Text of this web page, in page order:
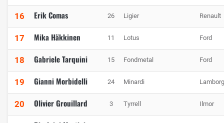
16 Erik Comas 26 Ligier Renault
17 Mika Häkkinen 11 Lotus Ford
18 Gabriele Tarquini 15 Fondmetal Ford
19 Gianni Morbidelli 24 Minardi
20 Olivier Grouillard 3 Tyrrell Ilmor